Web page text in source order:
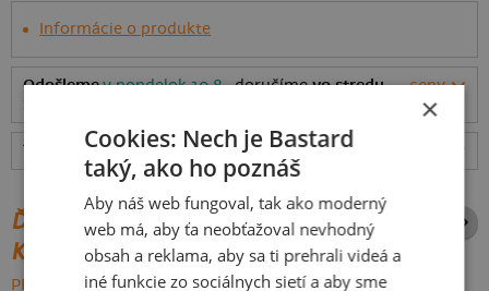
Informácie o produkte
Odošlemev pondelok 10.8.,doručímevo stredu
ceny
Tabuľka veľkostí: Akú vybrať?
ĎALŠIE POTLAČE Z ROVNAKEJ
KATEGÓRIE
PREHĽADÁVAŤ VŠETKO:
×
Cookies: Nech je Bastard
taký, ako ho poznáš
Aby náš web fungoval, tak ako moderný
web má, aby ťa neobťažoval nevhodný
obsah a reklama, aby sa ti prehrali videá a
iné funkcie zo sociálnych sietí a aby sme